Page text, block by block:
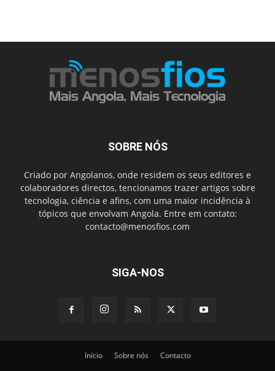
SOBRE NÓS
Criado por Angolanos, onde residem os seus editores e
colaboradores directos, tencionamos trazer artigos sobre
tecnologia, ciência e afins, com uma maior incidência à
tópicos que envolvam Angola. Entre em contato:
contacto@menosfios.com
SIGA-NOS
Início Sobre nós Contacto